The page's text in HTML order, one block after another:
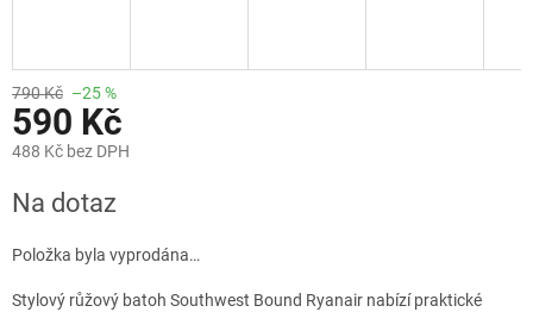
790 Kč –25 %
590 Kč
488 Kč bez DPH
cena:
Na dotaz
Položka byla vyprodána…
Stylový růžový batoh Southwest Bound Ryanair nabízí praktické